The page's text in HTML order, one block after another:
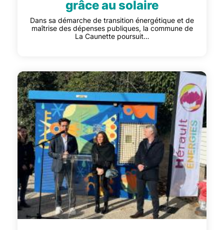
grâce au solaire
Dans sa démarche de transition énergétique et de
maîtrise des dépenses publiques, la commune de
La Caunette poursuit…